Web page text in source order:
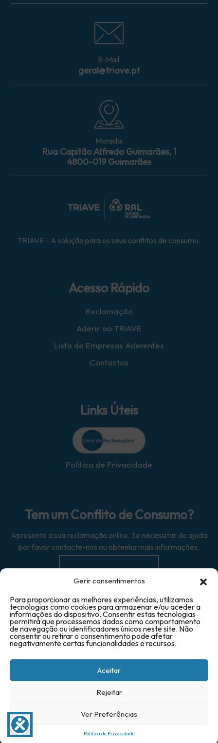
Gerir consentimentos
Para proporcionar as melhores experiências, utilizamos
tecnologias como cookies para armazenar e/ou aceder a
informações do dispositivo. Consentir estas tecnologias
permitirá que processemos dados como comportamento
de navegação ou identificadores únicos neste site. Não
consentir ou retirar o consentimento pode afetar
negativamente certas funcionalidades e recursos.
Aceitar
Rejeitar
Ver Preferências
Política de Privacidade
E-Mail:
geral@triave.pt
Morada:
Rua Capitão Alfredo Guimarães, 1
4800-019 Guimarães
TRIAVE - A solução para os seus conflitos de consumo.
Acesso Rápido
Reclamação
Aderir ao TRIAVE
Lista de Empresas Aderentes
Contactos
Links Úteis
Política de Privacidade
Tem um Conflito de Consumo?
Apresente a sua reclamação online. Se necessitar de ajuda
por favor contacte-nos ou obtenha mais informações.
© 2025 Triave - Todos os direitos reservados